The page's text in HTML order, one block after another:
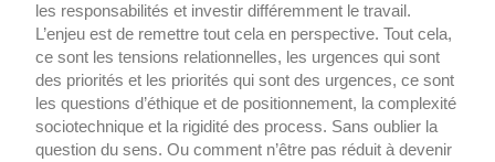
les responsabilités et investir différemment le travail.
L’enjeu est de remettre tout cela en perspective. Tout cela,
ce sont les tensions relationnelles, les urgences qui sont
des priorités et les priorités qui sont des urgences, ce sont
les questions d’éthique et de positionnement, la complexité
sociotechnique et la rigidité des process. Sans oublier la
question du sens. Ou comment n’être pas réduit à devenir